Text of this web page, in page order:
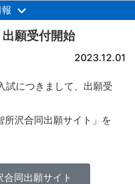
願受付開始
2023.12.01
試につきまして、出願受
所沢合同出願サイト」を
同出願サイト